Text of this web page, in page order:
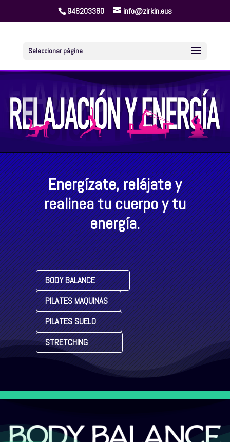
946203360 info@zirkin.eus
Seleccionar página
Energízate, relájate y
realinea tu cuerpo y tu
energía.
BODY BALANCE
PILATES MAQUINAS
PILATES SUELO
STRETCHING